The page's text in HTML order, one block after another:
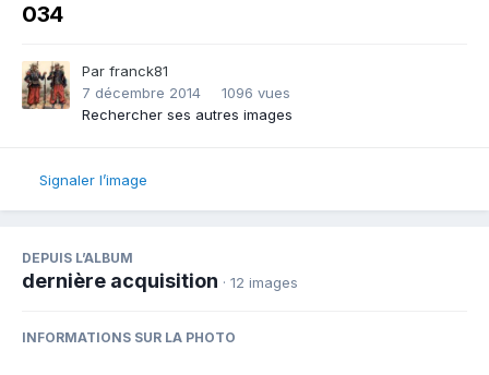
034
Par franck81
7 décembre 2014
1096 vues
Rechercher ses autres images
Signaler l’image
DEPUIS L’ALBUM
dernière acquisition · 12 images
INFORMATIONS SUR LA PHOTO